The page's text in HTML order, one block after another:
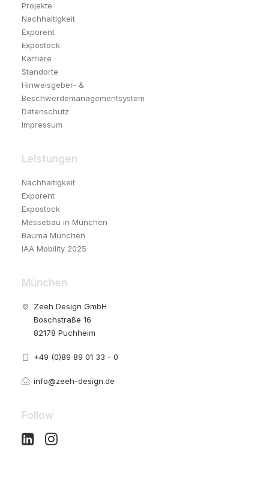
Projekte
Nachhaltigkeit
Exporent
Expostock
Karriere
Standorte
Hinweisgeber- &
Beschwerdemanagementsystem
Datenschutz
Impressum
Leistungen
Nachhaltigkeit
Exporent
Expostock
Messebau in München
Bauma München
IAA Mobility 2025
München
Zeeh Design GmbH
Boschstraße 16
82178 Puchheim
+49 (0)89 89 01 33 - 0
info@zeeh-design.de
Follow